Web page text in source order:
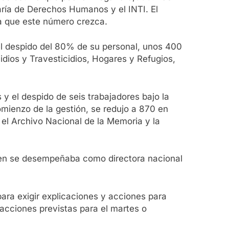
de Derechos Humanos y el INTI. El
que este número crezca.
despido del 80% de su personal, unos 400
y Travesticidios, Hogares y Refugios,
el despido de seis trabajadores bajo la
de la gestión, se redujo a 870 en
Archivo Nacional de la Memoria y la
se desempeñaba como directora nacional
exigir explicaciones y acciones para
previstas para el martes o